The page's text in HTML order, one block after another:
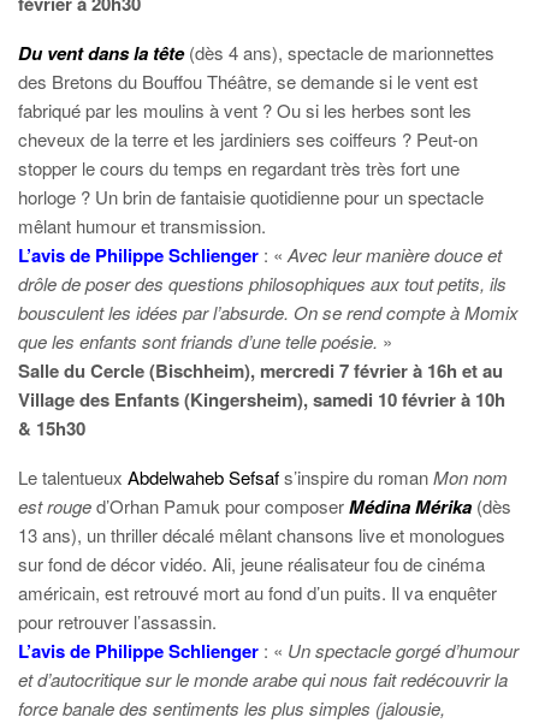
Du vent dans la tête (dès 4 ans), spectacle de marionnettes
des Bretons du Bouffou Théâtre, se demande si le vent est
fabriqué par les moulins à vent ? Ou si les herbes sont les
cheveux de la terre et les jardiniers ses coiffeurs ? Peut-on
stopper le cours du temps en regardant très très fort une
horloge ? Un brin de fantaisie quotidienne pour un spectacle
mêlant humour et transmission.
L’avis de Philippe Schlienger : « Avec leur manière douce et
drôle de poser des questions philosophiques aux tout petits, ils
bousculent les idées par l’absurde. On se rend compte à Momix
que les enfants sont friands d’une telle poésie. »
Salle du Cercle (Bischheim), mercredi 7 février à 16h et au
Village des Enfants (Kingersheim), samedi 10 février à 10h
& 15h30
Le talentueux Abdelwaheb Sefsafs’inspire du romanMon nom
est rouged’Orhan Pamuk pour composerMédina Mérika (dès
13 ans), un thriller décalé mêlant chansons live et monologues
sur fond de décor vidéo. Ali, jeune réalisateur fou de cinéma
américain, est retrouvé mort au fond d’un puits. Il va enquêter
pour retrouver l’assassin.
L’avis de Philippe Schlienger : « Un spectacle gorgé d’humour
et d’autocritique sur le monde arabe qui nous fait redécouvrir la
force banale des sentiments les plus simples (jalousie,